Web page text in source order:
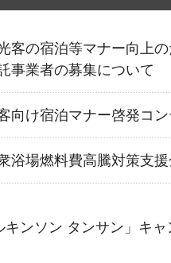
客の宿泊等マナー向上
事業者の募集について
向け宿泊マナー啓発コ
浴場燃料費高騰対策支
キンソン タンサン」キ